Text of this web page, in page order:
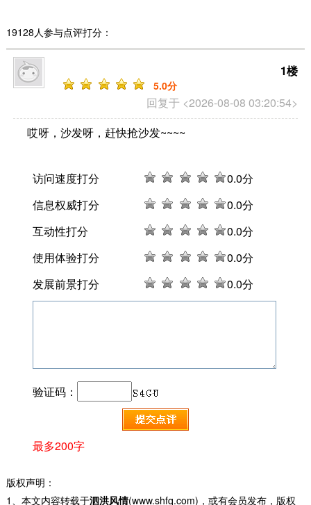
19128人参与点评打分：
回复于 <2026-08-08 03:20:54>
1楼
5.0分
哎呀，沙发呀，赶快抢沙发~~~~
访问速度打分 0.0分
信息权威打分
0.0分
互动性打分
0.0分
使用体验打分
0.0分
发展前景打分
0.0分
验证码：
最多200字
版权声明：
1、本文内容转载于泗洪风情(www.shfq.com)，或有会员发布，版权